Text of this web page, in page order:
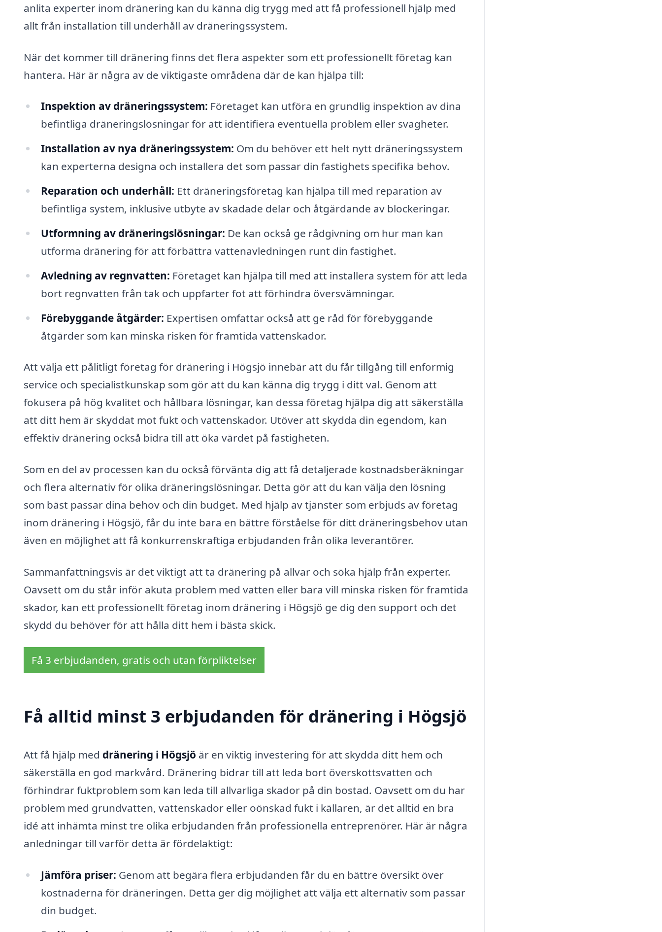
anlita experter inom dränering kan du känna dig trygg med att få professionell hjälp med
allt från installation till underhåll av dräneringssystem.
När det kommer till dränering finns det flera aspekter som ett professionellt företag kan
hantera. Här är några av de viktigaste områdena där de kan hjälpa till:
Inspektion av dräneringssystem: Företaget kan utföra en grundlig inspektion av dina
befintliga dräneringslösningar för att identifiera eventuella problem eller svagheter.
Installation av nya dräneringssystem: Om du behöver ett helt nytt dräneringssystem
kan experterna designa och installera det som passar din fastighets specifika behov.
Reparation och underhåll: Ett dräneringsföretag kan hjälpa till med reparation av
befintliga system, inklusive utbyte av skadade delar och åtgärdande av blockeringar.
Utformning av dräneringslösningar: De kan också ge rådgivning om hur man kan
utforma dränering för att förbättra vattenavledningen runt din fastighet.
Avledning av regnvatten: Företaget kan hjälpa till med att installera system för att leda
bort regnvatten från tak och uppfarter fot att förhindra översvämningar.
Förebyggande åtgärder: Expertisen omfattar också att ge råd för förebyggande
åtgärder som kan minska risken för framtida vattenskador.
Att välja ett pålitligt företag för dränering i Högsjö innebär att du får tillgång till enformig
service och specialistkunskap som gör att du kan känna dig trygg i ditt val. Genom att
fokusera på hög kvalitet och hållbara lösningar, kan dessa företag hjälpa dig att säkerställa
att ditt hem är skyddat mot fukt och vattenskador. Utöver att skydda din egendom, kan
effektiv dränering också bidra till att öka värdet på fastigheten.
Som en del av processen kan du också förvänta dig att få detaljerade kostnadsberäkningar
och flera alternativ för olika dräneringslösningar. Detta gör att du kan välja den lösning
som bäst passar dina behov och din budget. Med hjälp av tjänster som erbjuds av företag
inom dränering i Högsjö, får du inte bara en bättre förståelse för ditt dräneringsbehov utan
även en möjlighet att få konkurrenskraftiga erbjudanden från olika leverantörer.
Sammanfattningsvis är det viktigt att ta dränering på allvar och söka hjälp från experter.
Oavsett om du står inför akuta problem med vatten eller bara vill minska risken för framtida
skador, kan ett professionellt företag inom dränering i Högsjö ge dig den support och det
skydd du behöver för att hålla ditt hem i bästa skick.
Få 3 erbjudanden, gratis och utan förpliktelser
Få alltid minst 3 erbjudanden för dränering i Högsjö
Att få hjälp med dränering i Högsjö är en viktig investering för att skydda ditt hem och
säkerställa en god markvård. Dränering bidrar till att leda bort överskottsvatten och
förhindrar fuktproblem som kan leda till allvarliga skador på din bostad. Oavsett om du har
problem med grundvatten, vattenskador eller oönskad fukt i källaren, är det alltid en bra
idé att inhämta minst tre olika erbjudanden från professionella entreprenörer. Här är några
anledningar till varför detta är fördelaktigt:
Jämföra priser: Genom att begära flera erbjudanden får du en bättre översikt över
kostnaderna för dräneringen. Detta ger dig möjlighet att välja ett alternativ som passar
din budget.